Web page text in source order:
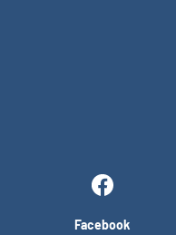
Facebook